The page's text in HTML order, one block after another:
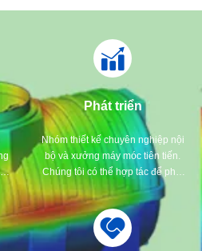
Phát triển
Nhóm thiết kế chuyên nghiệp nội
bộ và xưởng máy móc tiên tiến.
Chúng tôi có thể hợp tác để phát
triển các sản phẩm mà bạn cần.